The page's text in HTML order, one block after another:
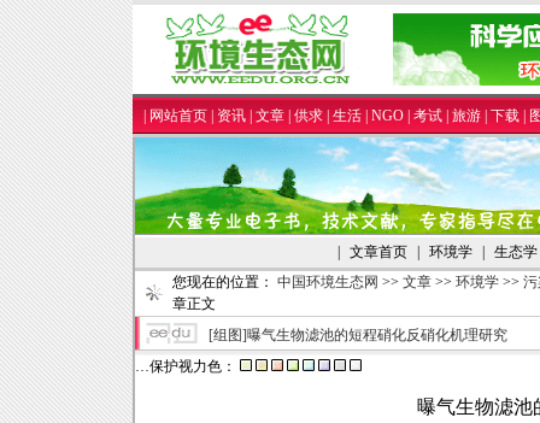
网站首页 资讯 文章 供求 生活 NGO 考试 旅游 下载
文章首页 环境学
生态学
您现在的位置： 中国环境生态网 >> 文章 >> 环境学 >>
章正文
[组图]曝气生物滤池的短程硝化反硝化机理研究
…保护视力色：
曝气生物滤池